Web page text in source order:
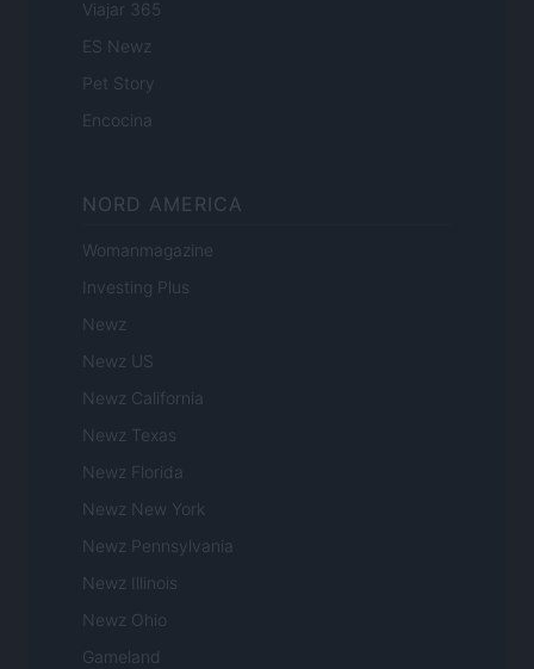
Viajar 365
ES Newz
Pet Story
Encocina
NORD AMERICA
Womanmagazine
Investing Plus
Newz
Newz US
Newz California
Newz Texas
Newz Florida
Newz New York
Newz Pennsylvania
Newz Illinois
Newz Ohio
Gameland